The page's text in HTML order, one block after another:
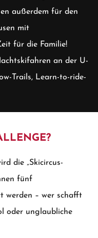
außerdem für den
mit
für die Familie!
an der U-
Trails, Learn-to-ride-
die „Skicircus-
fünf
werden – wer schafft
oder unglaubliche